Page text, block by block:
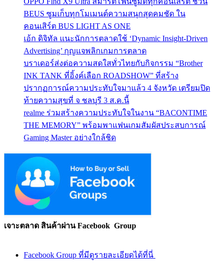
BEUS ซูมเก็บทุกโมเมนต์ความสนุกสุดคมชัด ใน
คอนเสิร์ต BUS LIGHT AS ONE
เอ้ก ดิจิทัล แนะนักการตลาดใช้ ‘Dynamic Insight-Driven
Advertising’ กุญแจพลิกเกมการตลาด
บราเดอร์ส่งต่อความสดใสทั่วไทยกับกิจกรรม “Brother
INK TANK ที่อิ้งค์เลือก ROADSHOW” ที่สร้าง
ปรากฏการณ์ความประทับใจมาแล้ว 4 จังหวัด เตรียมปิด
ท้ายความสุขที่ จ ชลบุรี 3 ส.ค.นี้
realme ร่วมสร้างความประทับใจในงาน “BACONTIME
THE MEMORY” พร้อมพาแฟนเกมสัมผัสประสบการณ์
Gaming Master อย่างใกล้ชิด
เจาะตลาด สินค้าผ่าน Facebook Group
Facebook Group ที่มีดูรายละเอียดได้ที่นี่